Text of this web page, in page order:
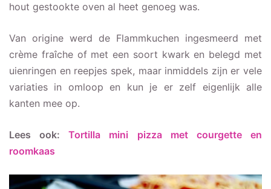
hout gestookte oven al heet genoeg was.
Van origine werd de Flammkuchen ingesmeerd met
crème fraîche of met een soort kwark en belegd met
uienringen en reepjes spek, maar inmiddels zijn er vele
variaties in omloop en kun je er zelf eigenlijk alle
kanten mee op.
Lees ook:Tortilla mini pizza met courgette en
roomkaas